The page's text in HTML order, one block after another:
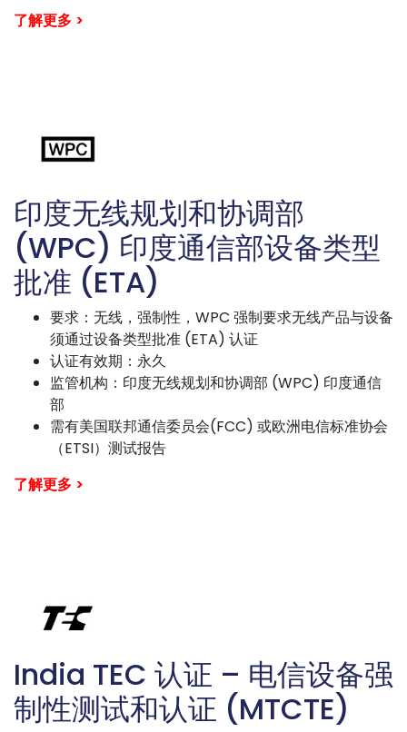
了解更多 >
印度无线规划和协调部
(WPC) 印度通信部设备类型
批准 (ETA)
要求：无线，强制性，WPC 强制要求无线产品与设备
须通过设备类型批准 (ETA) 认证
认证有效期：永久
监管机构：印度无线规划和协调部 (WPC) 印度通信
部
需有美国联邦通信委员会(FCC) 或欧洲电信标准协会
（ETSI）测试报告
了解更多 >
India TEC 认证 – 电信设备强
制性测试和认证 (MTCTE)